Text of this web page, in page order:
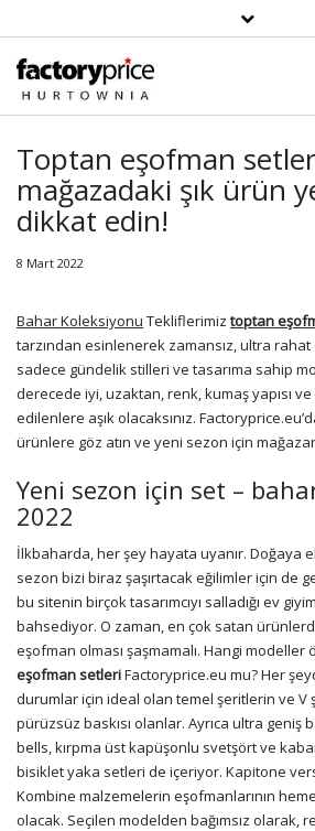
Toptan eşofman
mağazadaki şık ürün
dikkat edin!
8 Mart 2022
Bahar Koleksiyonu Tekliflerimiztoptan
tarzından esinlenerek zamansız, ultra rahat
sadece gündelik stilleri ve tasarıma sahip
derecede iyi, uzaktan, renk, kumaş yapısı
edilenlere aşık olacaksınız.
ürünlere göz atın ve yeni sezon için
Yeni sezon için set –
2022
İlkbaharda, her şey hayata uyanır. Doğaya
sezon bizi biraz şaşırtacak eğilimler için de
bu sitenin birçok tasarımcıyı salladığı ev
bahsediyor. O zaman, en çok satan
eşofman olması şaşmamalı. Hangi modeller
eşofman setleriFactoryprice.eu mu? Her
durumlar için ideal olan temel şeritlerin ve V
pürüzsüz baskısı olanlar. Ayrıca ultra geniş
bells, kırpma üst kapüşonlu svetşört ve
bisiklet yaka setleri de içeriyor. Kapitone
Kombine malzemelerin eşofmanlarının
olacak. Seçilen modelden bağımsız olarak,